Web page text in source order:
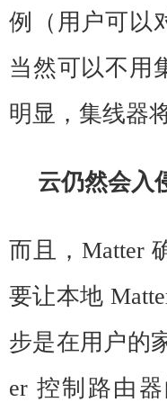
例（用户可以
当然可以不用
明显，集线器
云仍然会入
而且，Matter
要让本地
步是在用户的
er 控制路由